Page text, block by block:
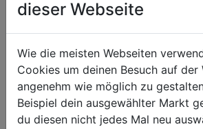
verdrahtet für Montagebetriebe, Handwerker,
Bewertung
HERSTELLERINFORMATIONEN
dieser Webseite
Wie die meisten Webseiten
Cookies um deinen Besuch auf der
angenehm wie möglich zu
Beispiel dein ausgewählter Markt
du diesen nicht jedes Mal neu